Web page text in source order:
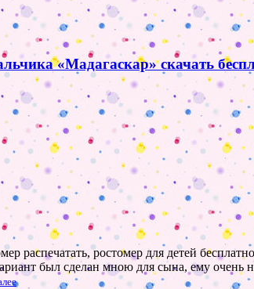
«Мадагаскар» скачать
распечатать, ростомер для детей
был сделан мною для сына, ему очень